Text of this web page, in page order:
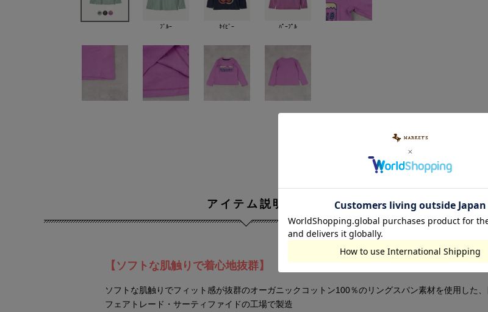
ﾌﾞﾙｰ ﾈｲﾋﾞｰ ﾊﾟｰﾌﾟﾙ
アイテム説明 素材・サイズ
【ソフトな肌触りで着心地抜群】
ソフトな肌触りでフィット感が抜群のオーガニックコットン100％のリングスパン素材を使用した
フェアトレード・サーティファイドの工場で製造